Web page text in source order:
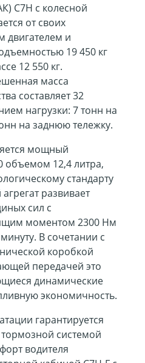
C7H с колесной
от своих
двигателем и
19 450 кг
12 550 кг.
масса
составляет 32
нагрузки: 7 тонн на
на заднюю тележку.
мощный
объемом 12,4 литра,
стандарту
развивает
сил с
моментом 2300 Нм
В сочетании с
коробкой
передачей это
динамические
экономичность.
гарантируется
системой
водителя